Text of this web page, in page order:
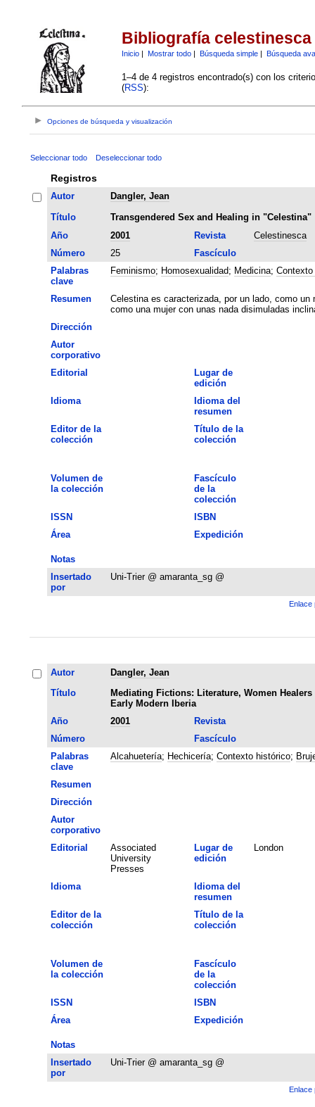
Bibliografía celestinesca
Inicio| Mostrar todo| Búsqueda simple| Búsqueda
1–4 de 4 registros encontrado(s) con los
(RSS):
Opciones de búsqueda y visualización
Seleccionar todo Deseleccionar todo
Registros
Autor
Dangler, Jean
Título
Transgendered Sex and Healing in "Celestina"
Año
2001 Revista
Celestinesca
Número
25
Fascículo
Palabras
clave
Feminismo; Homosexualidad; Medicina;
Resumen
Celestina es caracterizada, por un lado, como
como una mujer con unas nada disimuladas
Dirección
Autor
corporativo
Editorial
Lugar de
edición
Idioma
Idioma del
resumen
Editor de la
colección
Título de la
colección
Volumen de
la colección
Fascículo
de la
colección
ISSN
ISBN
Área
Expedición
Notas
Insertado
por
Uni-Trier @ amaranta_sg @
Enlace
Autor
Dangler, Jean
Título
Mediating Fictions: Literature, Women
Early Modern Iberia
Año
2001
Revista
Número
Fascículo
Palabras
clave
Alcahuetería; Hechicería; Contexto histórico;
Resumen
Dirección
Autor
corporativo
Editorial
Associated
University
Presses
Lugar de
edición
London
Idioma
Idioma del
resumen
Editor de la
colección
Título de la
colección
Volumen de
la colección
Fascículo
de la
colección
ISSN
ISBN
Área
Expedición
Notas
Insertado
por
Uni-Trier @ amaranta_sg @
Enlace